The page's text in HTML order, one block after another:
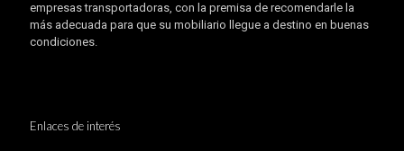
empresas transportadoras, con la premisa de recomendarle la
más adecuada para que su mobiliario llegue a destino en buenas
condiciones.
Enlaces de interés